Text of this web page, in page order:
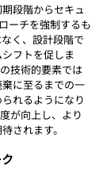
段階からセキュ
ーチを強制するも
く、設計段階で
フトを促しま
技術的要素では
に至るまでの一
れるようになり
が向上し、より
されます。